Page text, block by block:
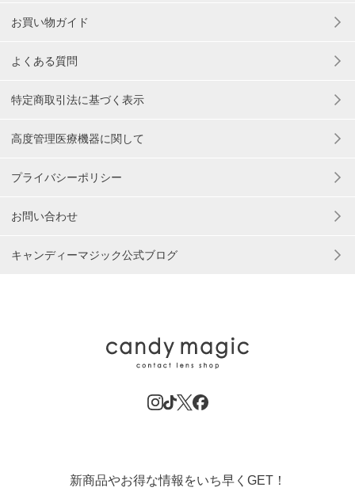
お買い物ガイド
よくある質問
特定商取引法に基づく表示
高度管理医療機器に関して
プライバシーポリシー
お問い合わせ
キャンディーマジック公式ブログ
新商品やお得な情報をいち早くGET！